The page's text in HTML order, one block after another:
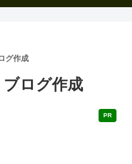
グ作成
ログ作成
PR